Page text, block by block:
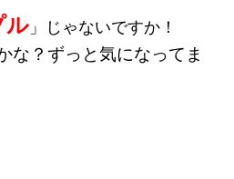
ル 」じゃないですか！
な？ずっと気になってま